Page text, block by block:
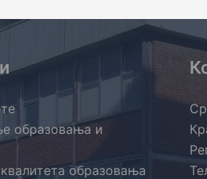
образовања и
образовања